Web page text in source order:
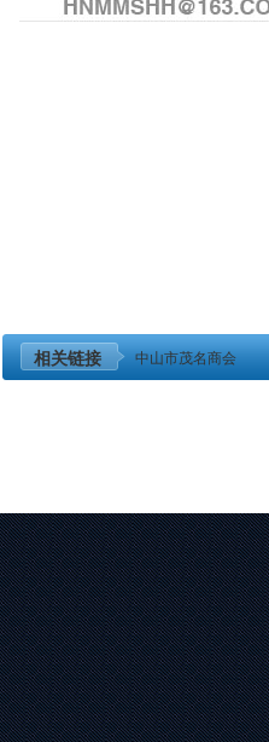
相关链接 中山市茂名商会